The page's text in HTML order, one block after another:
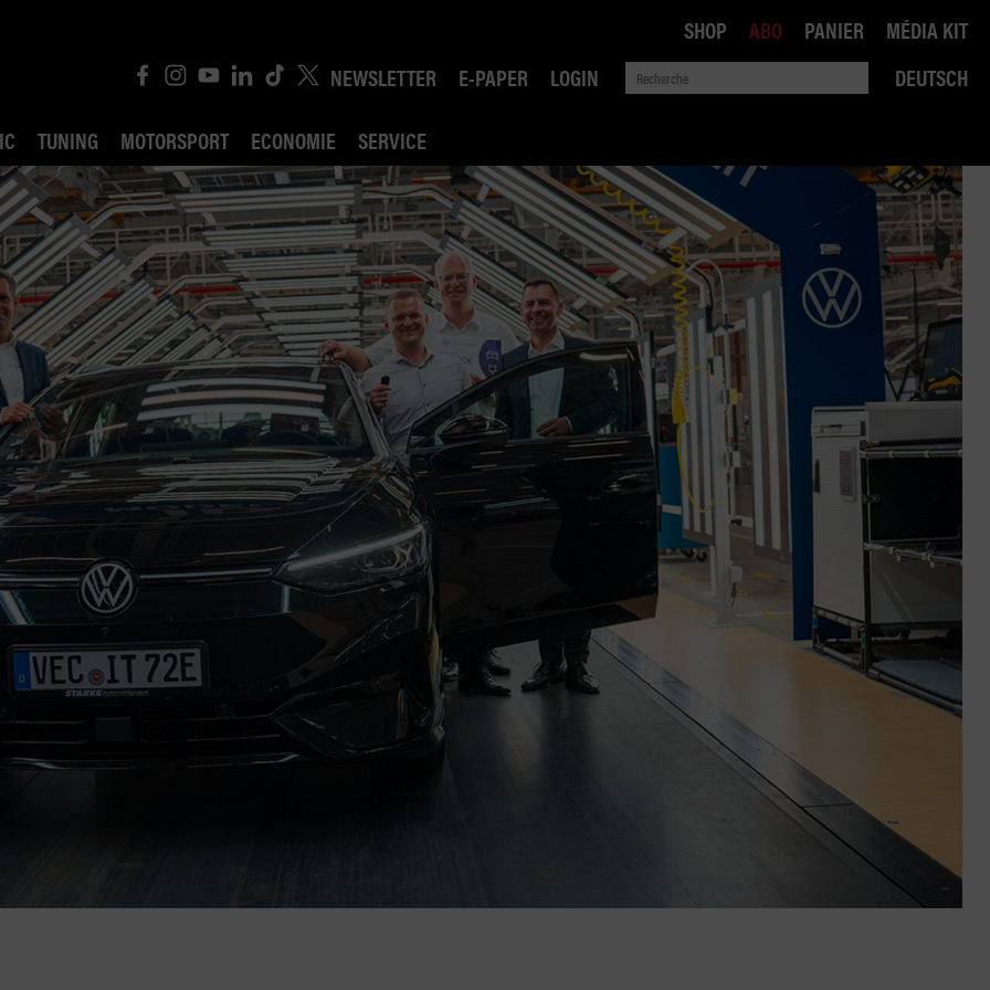
NEWSLETTER E-PAPER LOGIN
DEUTSCH
TUNING MOTORSPORT ECONOMIE SERVICE
ROBIN ROAD
AI CONSEIL JURIDIQUE
POLITIQUE DES TRANSPORTS
COMPÉTITION
SHOP ABO PANIER MÉDIA KIT